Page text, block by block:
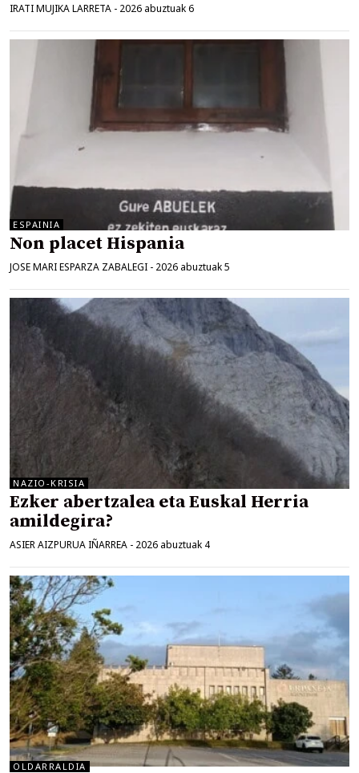
IRATI MUJIKA LARRETA - 2026 abuztuak 6
ESPAINIA
Non placet Hispania
JOSE MARI ESPARZA ZABALEGI - 2026 abuztuak 5
NAZIO-KRISIA
Ezker abertzalea eta Euskal Herria
amildegira?
ASIER AIZPURUA IÑARREA - 2026 abuztuak 4
OLDARRALDIA